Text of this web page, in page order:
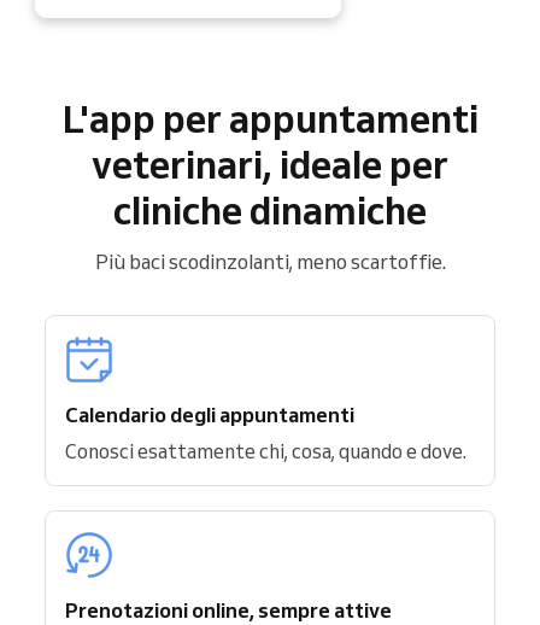
L'app per appuntamenti
veterinari, ideale per
cliniche dinamiche
Più baci scodinzolanti, meno scartoffie.
Calendario degli appuntamenti
Conosci esattamente chi, cosa, quando e dove.
Prenotazioni online, sempre attive